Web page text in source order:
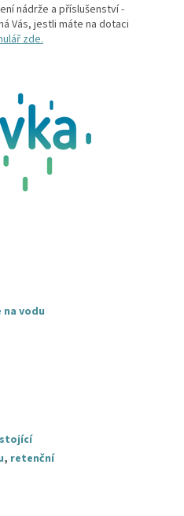
nádrže a příslušenství -
Vás, jestli máte na dotaci
zde.
na vodu
, retenční